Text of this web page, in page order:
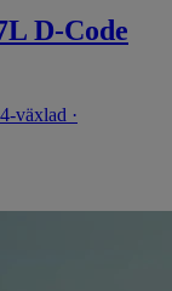
D-Code
växlad ·